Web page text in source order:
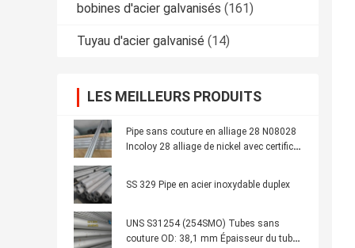
bobines d'acier galvanisés (161)
Tuyau d'acier galvanisé (14)
LES MEILLEURS PRODUITS
Pipe sans couture en alliage 28 N08028
Incoloy 28 alliage de nickel avec certificat
SS 329 Pipe en acier inoxydable duplex
UNS S31254 (254SMO) Tubes sans
couture OD: 38,1 mm Épaisseur du tube: